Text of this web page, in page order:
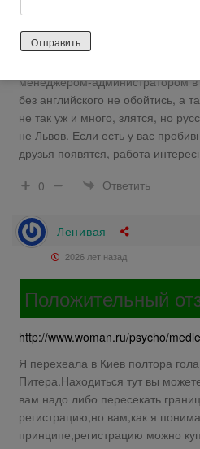
нас менеджеры работали из
ноль, ничего, подучивали,
россиянка работала, из
менеджером-администратором
без английского не обойтись, а
не так уж и много, злятся, но
не Львов. Если есть у вас
друзья появятся, работа
0
Ответить
Ленивая
2026 лет назад
Положительный
http://www.woman.ru/psycho/
Я перехеала в Киев полтора
Питера.Находиться тут вы
вам надо либо пересекать
регистрацию,но вам,как я
принципе,регистрацию можно